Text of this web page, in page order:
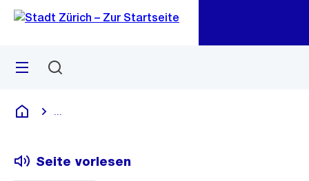
Navigation
Sprunglink
Menü
Deutsch
Seite vorlesen